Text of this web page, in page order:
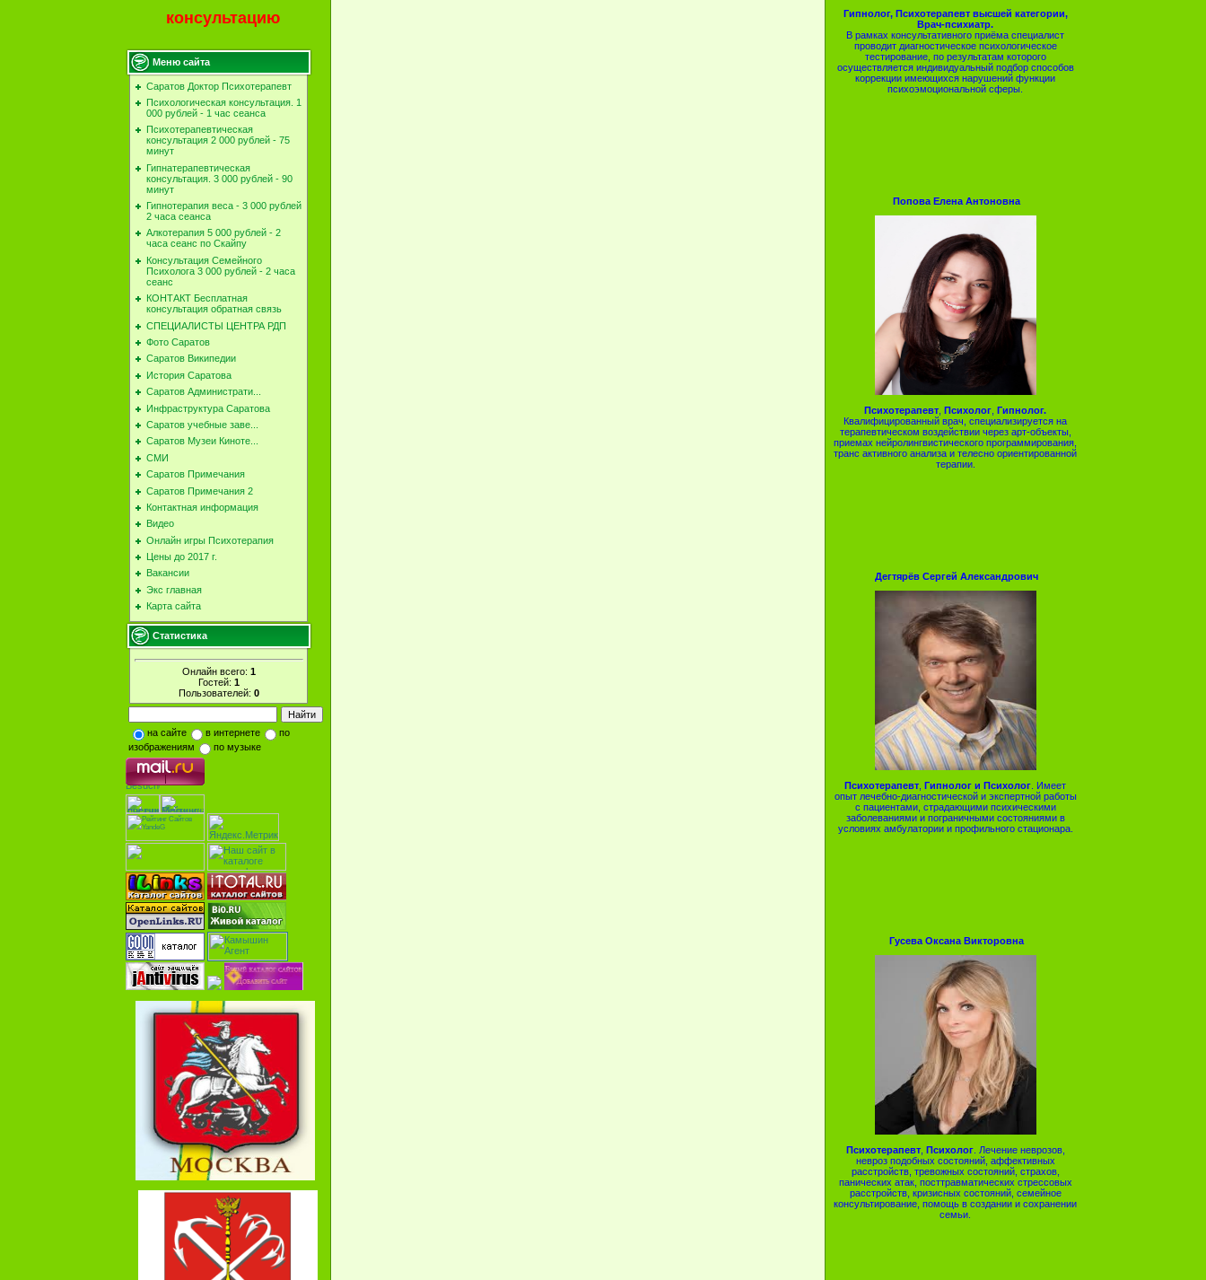
консультацию
Меню сайта
Саратов Доктор Психотерапевт
Психологическая консультация. 1
000 рублей - 1 час сеанса
Психотерапевтическая
консультация 2 000 рублей - 75
минут
Гипнатерапевтическая
консультация. 3 000 рублей - 90
минут
Гипнотерапия веса - 3 000 рублей
2 часа сеанса
Алкотерапия 5 000 рублей - 2
часа сеанс по Скайпу
Консультация Семейного
Психолога 3 000 рублей - 2 часа
сеанс
КОНТАКТ Бесплатная
консультация обратная связь
СПЕЦИАЛИСТЫ ЦЕНТРА РДП
Фото Саратов
Саратов Википедии
История Саратова
Саратов Администрати...
Инфраструктура Саратова
Саратов учебные заве...
Саратов Музеи Киноте...
СМИ
Саратов Примечания
Саратов Примечания 2
Контактная информация
Видео
Онлайн игры Психотерапия
Цены до 2017 г.
Вакансии
Экс главная
Карта сайта
Статистика
Онлайн всего: 1
Гостей: 1
Пользователей: 0
на сайте в интернете
по
изображениям
по музыке
Гипнолог, Психотерапевт высшей категории,
Врач-психиатр.
В рамках консультативного приёма специалист
проводит диагностическое психологическое
тестирование, по результатам которого
осуществляется индивидуальный подбор способов
коррекции имеющихся нарушений функции
психоэмоциональной сферы.
Попова Елена Антоновна
Психотерапевт Психолог Гипнолог.
Квалифицированный врач, специализируется на
терапевтическом воздействии через арт-объекты,
приемах нейролингвистического программирования,
транс активного анализа и телесно ориентированной
терапии.
Дегтярёв Сергей Александрович
Психотерапевт Гипнолог и Психолог . Имеет
опыт лечебно-диагностической и экспертной работы
с пациентами, страдающими психическими
заболеваниями и пограничными состояниями в
условиях амбулатории и профильного стационара.
Гусева Оксана Викторовна
Психотерапевт, Психолог. Лечение неврозов,
невроз подобных состояний, аффективных
расстройств, тревожных состояний, страхов,
панических атак, посттравматических стрессовых
расстройств, кризисных состояний, семейное
консультирование, помощь в создании и сохранении
семьи.